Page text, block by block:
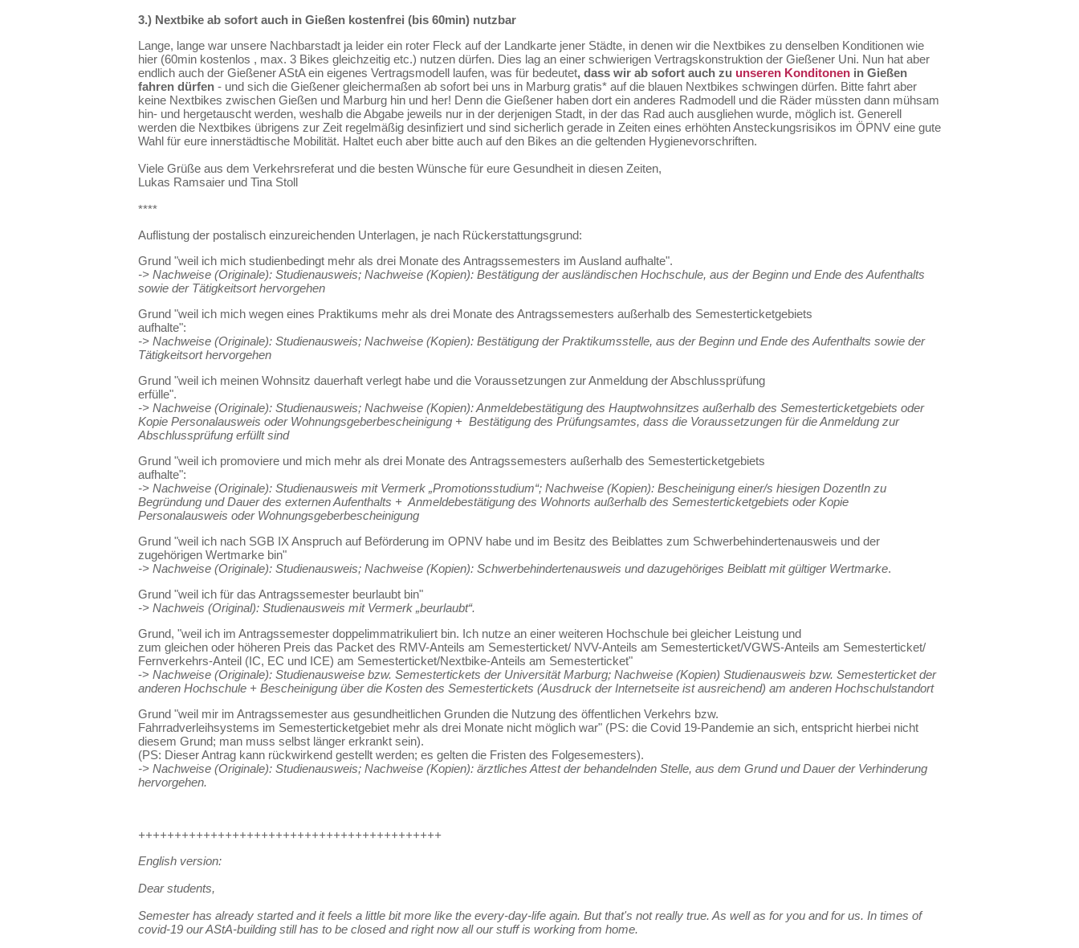
3.) Nextbike ab sofort auch in Gießen kostenfrei (bis 60min) nutzbar
Lange, lange war unsere Nachbarstadt ja leider ein roter Fleck auf der Landkarte jener Städte, in denen wir die Nextbikes zu denselben Konditionen wie
hier (60min kostenlos , max. 3 Bikes gleichzeitig etc.) nutzen dürfen. Dies lag an einer schwierigen Vertragskonstruktion der Gießener Uni. Nun hat aber
endlich auch der Gießener AStA ein eigenes Vertragsmodell laufen, was für bedeutet, dass wir ab sofort auch zu unseren Konditonen in Gießen
fahren dürfen - und sich die Gießener gleichermaßen ab sofort bei uns in Marburg gratis* auf die blauen Nextbikes schwingen dürfen. Bitte fahrt aber
keine Nextbikes zwischen Gießen und Marburg hin und her! Denn die Gießener haben dort ein anderes Radmodell und die Räder müssten dann mühsam
hin- und hergetauscht werden, weshalb die Abgabe jeweils nur in der derjenigen Stadt, in der das Rad auch ausgliehen wurde, möglich ist. Generell
werden die Nextbikes übrigens zur Zeit regelmäßig desinfiziert und sind sicherlich gerade in Zeiten eines erhöhten Ansteckungsrisikos im ÖPNV eine gute
Wahl für eure innerstädtische Mobilität. Haltet euch aber bitte auch auf den Bikes an die geltenden Hygienevorschriften.
Viele Grüße aus dem Verkehrsreferat und die besten Wünsche für eure Gesundheit in diesen Zeiten,
Lukas Ramsaier und Tina Stoll
****
Auflistung der postalisch einzureichenden Unterlagen, je nach Rückerstattungsgrund:
Grund "weil ich mich studienbedingt mehr als drei Monate des Antragssemesters im Ausland aufhalte".
-> Nachweise (Originale): Studienausweis; Nachweise (Kopien): Bestätigung der ausländischen Hochschule, aus der Beginn und Ende des Aufenthalts
sowie der Tätigkeitsort hervorgehen
Grund "weil ich mich wegen eines Praktikums mehr als drei Monate des Antragssemesters außerhalb des Semesterticketgebiets
aufhalte":
-> Nachweise (Originale): Studienausweis; Nachweise (Kopien): Bestätigung der Praktikumsstelle, aus der Beginn und Ende des Aufenthalts sowie der
Tätigkeitsort hervorgehen
Grund "weil ich meinen Wohnsitz dauerhaft verlegt habe und die Voraussetzungen zur Anmeldung der Abschlussprüfung
erfülle".
-> Nachweise (Originale): Studienausweis; Nachweise (Kopien): Anmeldebestätigung des Hauptwohnsitzes außerhalb des Semesterticketgebiets oder
Kopie Personalausweis oder Wohnungsgeberbescheinigung + Bestätigung des Prüfungsamtes, dass die Voraussetzungen für die Anmeldung zur
Abschlussprüfung erfüllt sind
Grund "weil ich promoviere und mich mehr als drei Monate des Antragssemesters außerhalb des Semesterticketgebiets
aufhalte":
-> Nachweise (Originale): Studienausweis mit Vermerk „Promotionsstudium“; Nachweise (Kopien): Bescheinigung einer/s hiesigen DozentIn zu
Begründung und Dauer des externen Aufenthalts + Anmeldebestätigung des Wohnorts außerhalb des Semesterticketgebiets oder Kopie
Personalausweis oder Wohnungsgeberbescheinigung
Grund "weil ich nach SGB IX Anspruch auf Beförderung im OPNV habe und im Besitz des Beiblattes zum Schwerbehindertenausweis und der
zugehörigen Wertmarke bin"
-> Nachweise (Originale): Studienausweis; Nachweise (Kopien): Schwerbehindertenausweis und dazugehöriges Beiblatt mit gültiger Wertmarke.
Grund "weil ich für das Antragssemester beurlaubt bin"
-> Nachweis (Original): Studienausweis mit Vermerk „beurlaubt“.
Grund, "weil ich im Antragssemester doppelimmatrikuliert bin. Ich nutze an einer weiteren Hochschule bei gleicher Leistung und
zum gleichen oder höheren Preis das Packet des RMV-Anteils am Semesterticket/ NVV-Anteils am Semesterticket/VGWS-Anteils am Semesterticket/
Fernverkehrs-Anteil (IC, EC und ICE) am Semesterticket/Nextbike-Anteils am Semesterticket"
-> Nachweise (Originale): Studienausweise bzw. Semestertickets der Universität Marburg; Nachweise (Kopien) Studienausweis bzw. Semesterticket der
anderen Hochschule + Bescheinigung über die Kosten des Semestertickets (Ausdruck der Internetseite ist ausreichend) am anderen Hochschulstandort
Grund "weil mir im Antragssemester aus gesundheitlichen Grunden die Nutzung des öffentlichen Verkehrs bzw.
Fahrradverleihsystems im Semesterticketgebiet mehr als drei Monate nicht möglich war" (PS: die Covid 19-Pandemie an sich, entspricht hierbei nicht
diesem Grund; man muss selbst länger erkrankt sein).
(PS: Dieser Antrag kann rückwirkend gestellt werden; es gelten die Fristen des Folgesemesters).
-> Nachweise (Originale): Studienausweis; Nachweise (Kopien): ärztliches Attest der behandelnden Stelle, aus dem Grund und Dauer der Verhinderung
hervorgehen.
++++++++++++++++++++++++++++++++++++++++++
English version:
Dear students,
Semester has already started and it feels a little bit more like the every-day-life again. But that's not really true. As well as for you and for us. In times of
covid-19 our AStA-building still has to be closed and right now all our stuff is working from home.